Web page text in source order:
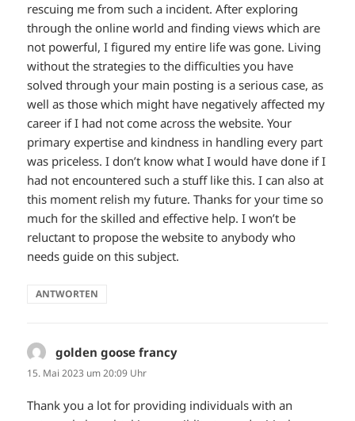
rescuing me from such a incident. After exploring
through the online world and finding views which are
not powerful, I figured my entire life was gone. Living
without the strategies to the difficulties you have
solved through your main posting is a serious case, as
well as those which might have negatively affected my
career if I had not come across the website. Your
primary expertise and kindness in handling every part
was priceless. I don’t know what I would have done if I
had not encountered such a stuff like this. I can also at
this moment relish my future. Thanks for your time so
much for the skilled and effective help. I won’t be
reluctant to propose the website to anybody who
needs guide on this subject.
ANTWORTEN
golden goose francy
15. Mai 2023 um 20:09 Uhr
Thank you a lot for providing individuals with an